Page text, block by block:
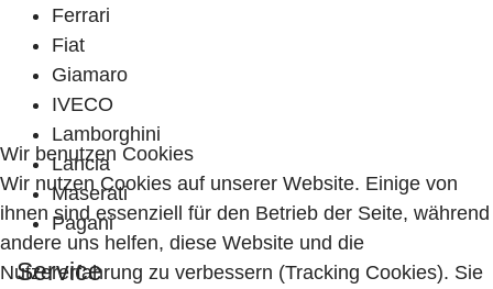
Ferrari
Fiat
Giamaro
IVECO
Lamborghini
Lancia
Maserati
Pagani
Service
Wir benutzen Cookies
Wir nutzen Cookies auf unserer Website. Einige von
ihnen sind essenziell für den Betrieb der Seite, während
andere uns helfen, diese Website und die
Nutzererfahrung zu verbessern (Tracking Cookies). Sie